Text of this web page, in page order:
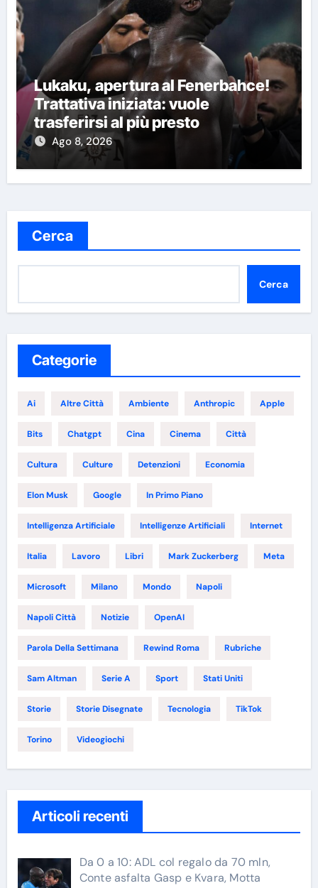
Lukaku, apertura al Fenerbahce!
Trattativa iniziata: vuole
trasferirsi al più presto
Ago 8, 2026
Cerca
Cerca
Categorie
Ai Altre Città Ambiente Anthropic Apple
Bits Chatgpt Cina Cinema Città
Cultura Culture Detenzioni Economia
Elon Musk Google In Primo Piano
Intelligenza Artificiale Intelligenze Artificiali Internet
Italia Lavoro Libri Mark Zuckerberg Meta
Microsoft Milano Mondo Napoli
Napoli Città Notizie OpenAI
Parola Della Settimana Rewind Roma Rubriche
Sam Altman Serie A Sport Stati Uniti
Storie Storie Disegnate Tecnologia TikTok
Torino Videogiochi
Articoli recenti
Da 0 a 10: ADL col regalo da 70 mln,
Conte asfalta Gasp e Kvara, Motta